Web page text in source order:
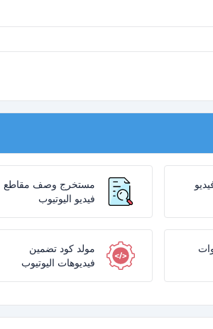
مستخرج وصف مقاطع
فيديو اليوتيوب
مولد كود تضمين
فيديوهات اليوتيوب